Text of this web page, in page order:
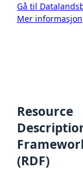
Gå til
Mer informasjon
Resource
(RDF)